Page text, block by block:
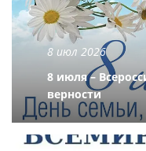
8 июл 2026
8 июля –
верности